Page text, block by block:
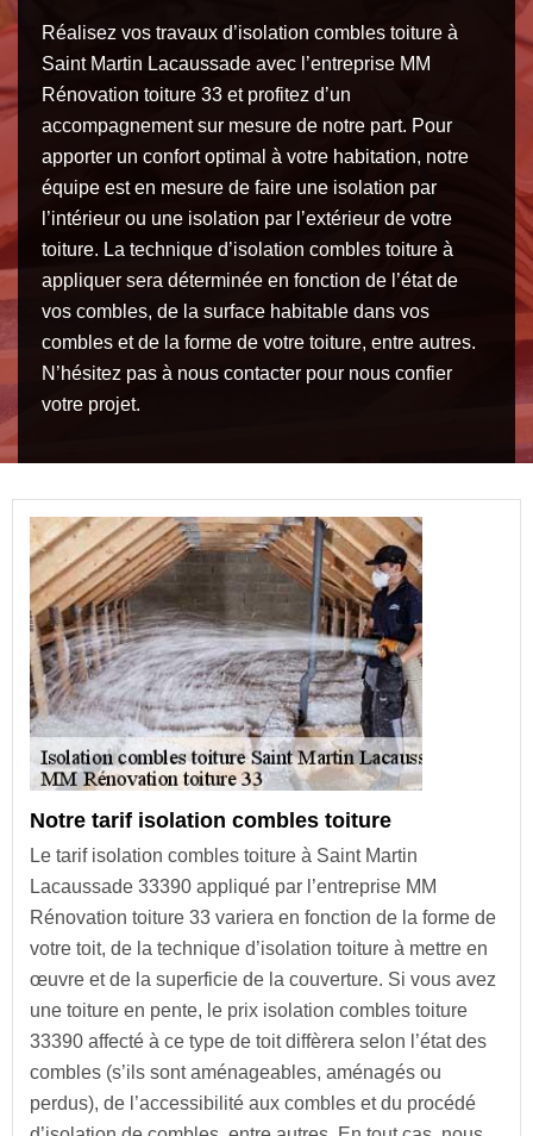
Réalisez vos travaux d’isolation combles toiture à
Saint Martin Lacaussade avec l’entreprise MM
Rénovation toiture 33 et profitez d’un
accompagnement sur mesure de notre part. Pour
apporter un confort optimal à votre habitation, notre
équipe est en mesure de faire une isolation par
l’intérieur ou une isolation par l’extérieur de votre
toiture. La technique d’isolation combles toiture à
appliquer sera déterminée en fonction de l’état de
vos combles, de la surface habitable dans vos
combles et de la forme de votre toiture, entre autres.
N’hésitez pas à nous contacter pour nous confier
votre projet.
Notre tarif isolation combles toiture
Le tarif isolation combles toiture à Saint Martin
Lacaussade 33390 appliqué par l’entreprise MM
Rénovation toiture 33 variera en fonction de la forme de
votre toit, de la technique d’isolation toiture à mettre en
œuvre et de la superficie de la couverture. Si vous avez
une toiture en pente, le prix isolation combles toiture
33390 affecté à ce type de toit diffèrera selon l’état des
combles (s’ils sont aménageables, aménagés ou
perdus), de l’accessibilité aux combles et du procédé